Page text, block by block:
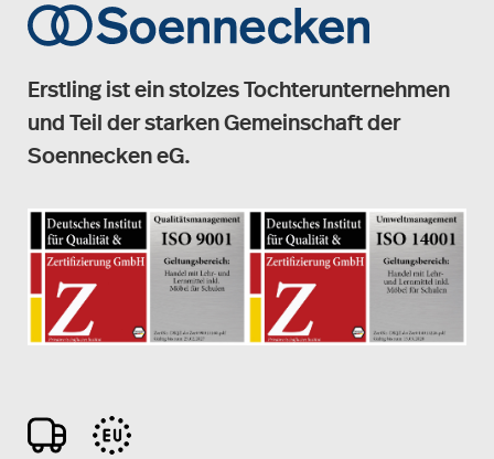
Erstling ist ein stolzes Tochterunternehmen
und Teil der starken Gemeinschaft der
Soennecken eG.